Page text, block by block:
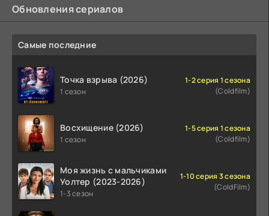
Обновления сериалов
Самые последние
Точка взрыва (2026)
1 сезон
1-2 серия 1 сезона
(Coldfilm)
Восхищение (2026)
1 сезон
1-5 серия 1 сезона
(Coldfilm)
Моя жизнь с мальчиками
Уолтер (2023-2026)
1-3 сезон
1-10 серия 3 сезона
(ColdFilm)